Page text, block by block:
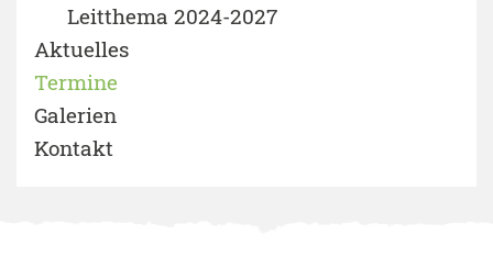
Leitthema 2024-2027
Aktuelles
Termine
Galerien
Kontakt